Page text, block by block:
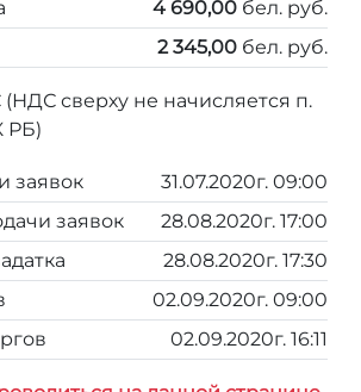
4 690,00 бел. руб.
2 345,00 бел. руб.
сверху не начисляется п.
РБ)
заявок
31.07.2020г. 09:00
заявок
28.08.2020г. 17:00
28.08.2020г. 17:30
02.09.2020г. 09:00
02.09.2020г. 16:11